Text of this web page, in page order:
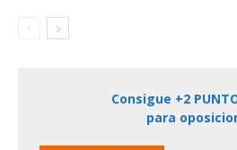
Consigue +2
para